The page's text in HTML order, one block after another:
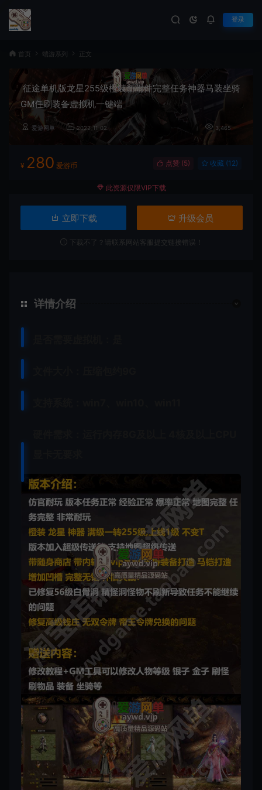
登录
首页 端游系列 正文
征途单机版龙星255级橙装新附件完整任务神器马装坐骑
GM任刷装备虚拟机一键端
爱游网单 2022-11-02 3,465
¥ 280 爱游币 点赞 (5) 收藏 (12)
此资源仅限VIP下载
立即下载 升级会员
下载不了？请联系网站客服提交链接错误！
详情介绍